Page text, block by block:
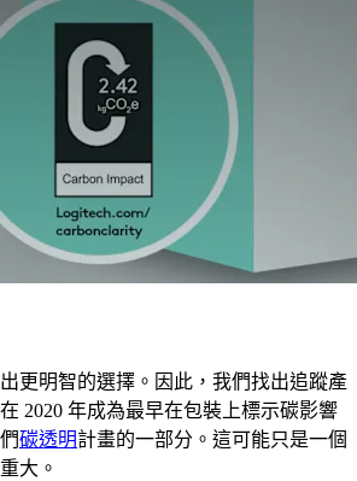
更明智的選擇。因此，我們找出追蹤產
2020 年成為最早在包裝上標示碳影響
碳透明計畫的一部分。這可能只是一個
大。